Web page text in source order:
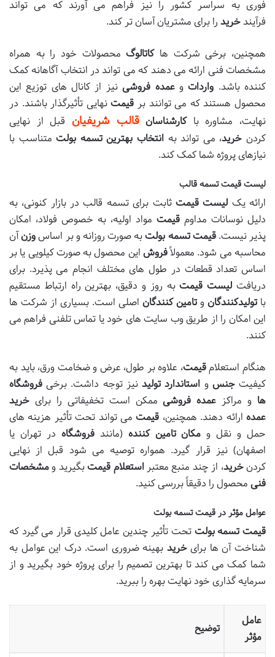
فوری به سراسر کشور را نیز فراهم می آورند که می تواند
فرآیندخرید را برای مشتریان آسان تر کند.
همچنین، برخی شرکت ها کاتالوگ محصولات خود را به همراه
مشخصات فنی ارائه می دهند که می تواند در انتخاب آگاهانه کمک
کننده باشد. واردات و عمده فروشی نیز از کانال های توزیع این
محصول هستند که می توانند بر قیمت نهایی تأثیرگذار باشند. در
نهایت، مشاوره با کارشناسانقالب شریفیان قبل از نهایی
کردن خرید، می تواند به انتخاب بهترین تسمه بولت متناسب با
نیازهای پروژه شما کمک کند.
لیست قیمت تسمه قالب
ارائه یک لیست قیمت ثابت برای تسمه قالب در بازار کنونی، به
دلیل نوسانات مداوم قیمت مواد اولیه، به خصوص فولاد، امکان
پذیر نیست. قیمت تسمه بولتبه صورت روزانه و بر اساسوزنآن
محاسبه می شود. معمولاًفروش این محصول به صورت کیلویی یا بر
اساس تعداد قطعات در طول های مختلف انجام می پذیرد. برای
دریافت لیست قیمت به روز و دقیق، بهترین راه ارتباط مستقیم
با تولیدکنندگان و تامین کنندگان اصلی است. بسیاری از شرکت ها
این امکان را از طریق وب سایت های خود یا تماس تلفنی فراهم می
کنند.
هنگام استعلامقیمت، علاوه بر طول، عرض و ضخامت ورق، باید به
کیفیت جنس و استاندارد تولید نیز توجه داشت. برخی فروشگاه
ها و مراکز عمده فروشی ممکن است تخفیفاتی را برای خرید
عمده ارائه دهند. همچنین، قیمت می تواند تحت تأثیر هزینه های
حمل و نقل و مکان تامین کننده (مانند فروشگاه در تهران یا
اصفهان) نیز قرار گیرد. همواره توصیه می شود قبل از نهایی
کردنخرید، از چند منبع معتبر استعلام قیمتبگیرید ومشخصات
فنی محصول را دقیقاً بررسی کنید.
عوامل مؤثر در قیمت تسمه بولت
قیمت تسمه بولت تحت تأثیر چندین عامل کلیدی قرار می گیرد که
شناخت آن ها برای خرید بهینه ضروری است. درک این عوامل به
شما کمک می کند تا بهترین تصمیم را برای پروژه خود بگیرید و از
سرمایه گذاری خود نهایت بهره را ببرید.
عامل
مؤثر
توضیح